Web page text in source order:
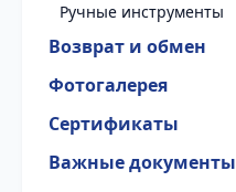
Ручные инструменты
Возврат и обмен
Фотогалерея
Сертификаты
Важные документы